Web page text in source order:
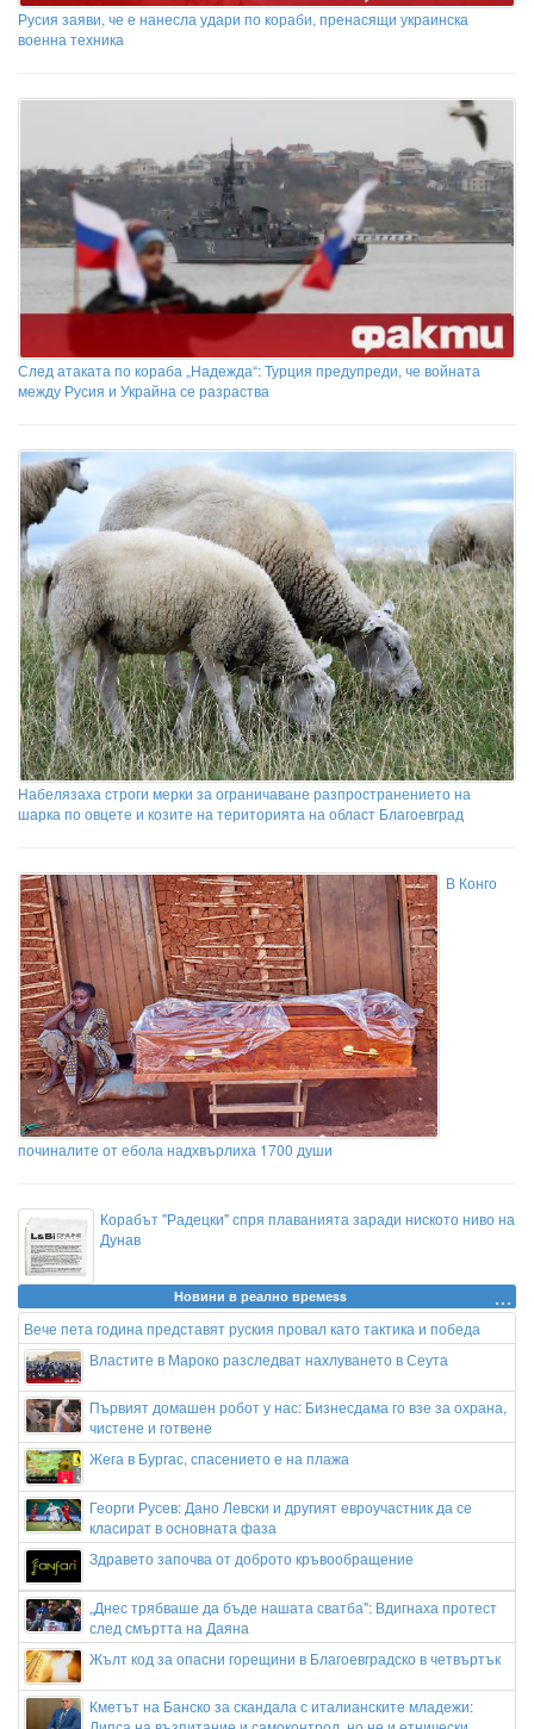
Русия заяви, че е нанесла удари по кораби, пренасящи украинска
военна техника
След атаката по кораба „Надежда“: Турция предупреди, че войната
между Русия и Украйна се разраства
Набелязаха строги мерки за ограничаване разпространението на
шарка по овцете и козите на територията на област Благоевград
В Конго
починалите от ебола надхвърлиха 1700 души
Корабът "Радецки" спря плаванията заради ниското ниво на
Дунав
Новини в реално времеss
Вече пета година представят руския провал като тактика и победа
Властите в Мароко разследват нахлуването в Сеута
Първият домашен робот у нас: Бизнесдама го взе за охрана,
чистене и готвене
Жега в Бургас, спасението е на плажа
Георги Русев: Дано Левски и другият евроучастник да се
класират в основната фаза
Здравето започва от доброто кръвообращение
„Днес трябваше да бъде нашата сватба": Вдигнаха протест
след смъртта на Даяна
Жълт код за опасни горещини в Благоевградско в четвъртък
Кметът на Банско за скандала с италианските младежи: